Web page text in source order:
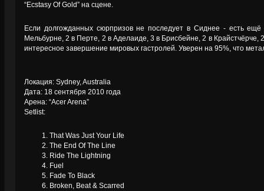
“Ecstasy Of Gold” на сцене.
Если долгожданных сюрпризов не последует в Сиднее - есть
Мельбурне, 2 в Перте, 2 в Аделаиде, 3 в Брисбейне, 2 в Крайстчёрче,
интересное завершение мировых гастролей. Уверен на 95%, что
Локация: Sydney, Australia
Дата: 18 сентября 2010 года
Арена: “Acer Arena”
Setlist:
1. That Was Just Your Life
2. The End Of The Line
3. Ride The Lightning
4. Fuel
5. Fade To Black
6. Broken, Beat & Scarred